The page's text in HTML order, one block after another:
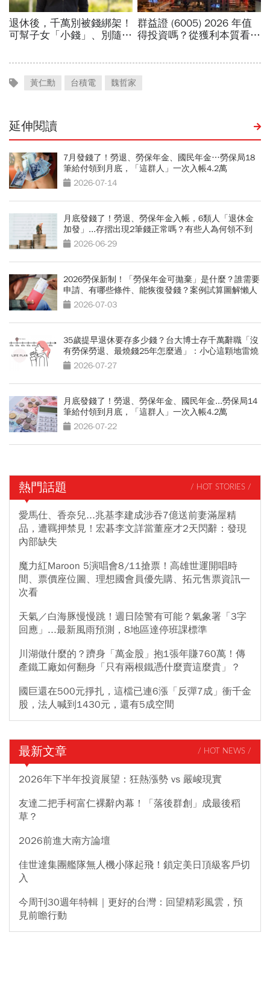
黃仁勳 台積電 魏哲家
延伸閱讀
7月發錢了！勞退、勞保年金、國民年金…勞保局18
筆給付領到月底，「這群人」一次入帳4.2萬
2026-07-14
月底發錢了！勞退、勞保年金入帳，6類人「退休金
加發」...存摺出現2筆錢正常嗎？有些人為何領不到
2026-06-29
2026勞保新制！「勞保年金可拋棄」是什麼？誰需要
申請、有哪些條件、能恢復發錢？案例試算圖解懶人
包 2026-07-03
35歲提早退休要存多少錢？台大博士存千萬辭職「沒
有勞保勞退、最燒錢25年怎麼過」：小心這顆地雷燒
光存款
2026-07-27
月底發錢了！勞退、勞保年金、國民年金...勞保局14
筆給付領到月底，「這群人」一次入帳4.2萬
2026-07-22
熱門話題 / HOT STORIES /
愛馬仕、香奈兒...兆基李建成涉吞7億送前妻滿屋精
品，遭羈押禁見！宏碁李文詳當董座才2天閃辭：發現
內部缺失
魔力紅Maroon 5演唱會8/11搶票！高雄世運開唱時
間、票價座位圖、理想國會員優先購、拓元售票資訊一
次看
天氣／白海豚慢慢跳！週日陸警有可能？氣象署「3字
回應」...最新風雨預測，8地區達停班課標準
川湖做什麼的？躋身「萬金股」抱1張年賺760萬！傳
產鐵工廠如何翻身「只有兩根鐵憑什麼賣這麼貴」？
國巨還在500元掙扎，這檔已連6漲「反彈7成」衝千金
股，法人喊到1430元，還有5成空間
最新文章 / HOT NEWS /
2026年下半年投資展望：狂熱漲勢 vs 嚴峻現實
友達二把手柯富仁裸辭內幕！「落後群創」成最後稻
草？
2026前進大南方論壇
佳世達集團艦隊無人機小隊起飛！鎖定美日頂級客戶切
入
今周刊30週年特輯｜更好的台灣：回望精彩風雲，預
見前瞻行動